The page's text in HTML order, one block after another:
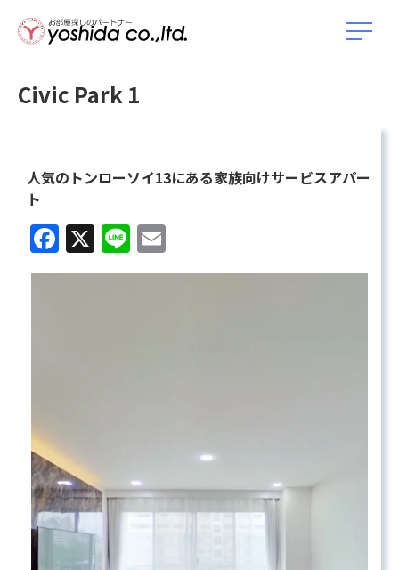
Civic Park 1
人気のトンローソイ13にある家族向けサービスアパー
ト
Facebook
X Line